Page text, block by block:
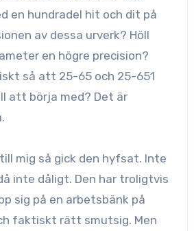
en hundradel hit och dit på
av dessa urverk? Höll
en högre precision?
så att 25-65 och 25-651
att börja med? Det är
mig så gick den hyfsat. Inte
inte dåligt. Den har troligtvis
sig på en arbetsbänk på
faktiskt rätt smutsig. Men